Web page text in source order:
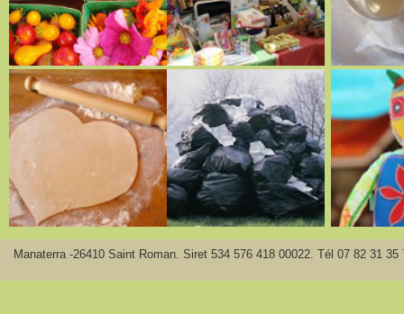
Manaterra -26410 Saint Roman. Siret 534 576 418 00022. Tél 07 82 31 35